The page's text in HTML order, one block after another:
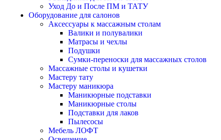
Уход До и После ПМ и ТАТУ
Оборудование для салонов
Аксессуары к массажным столам
Валики и полувалики
Матрасы и чехлы
Подушки
Сумки-переноски для массажных столов
Массажные столы и кушетки
Мастеру тату
Мастеру маникюра
Маникюрные подставки
Маникюрные столы
Подставки для лаков
Пылесосы
Мебель ЛОФТ